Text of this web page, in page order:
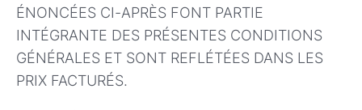
ÉNONCÉES CI-APRÈS FONT PARTIE
INTÉGRANTE DES PRÉSENTES CONDITIONS
GÉNÉRALES ET SONT REFLÉTÉES DANS LES
PRIX FACTURÉS.